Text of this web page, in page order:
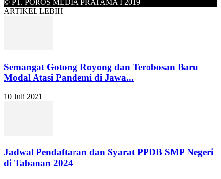
© PT. POROS MEDIA PRATAMA I 2019
ARTIKEL LEBIH
Semangat Gotong Royong dan Terobosan Baru
Modal Atasi Pandemi di Jawa...
10 Juli 2021
Jadwal Pendaftaran dan Syarat PPDB SMP Negeri
di Tabanan 2024